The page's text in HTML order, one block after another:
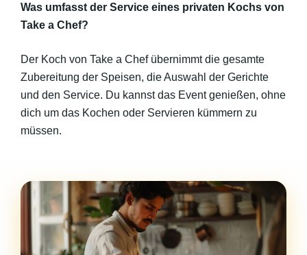
Was umfasst der Service eines privaten Kochs von
Take a Chef?
Der Koch von Take a Chef übernimmt die gesamte
Zubereitung der Speisen, die Auswahl der Gerichte
und den Service. Du kannst das Event genießen, ohne
dich um das Kochen oder Servieren kümmern zu
müssen.